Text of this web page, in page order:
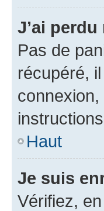
J’ai
Pas de
récupéré,
Haut
Je suis
Vérifiez,